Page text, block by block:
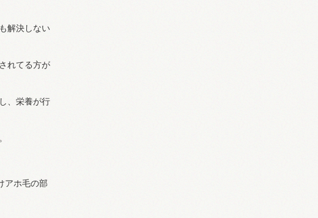
解決しない
れてる方が
、栄養が行
アホ毛の部